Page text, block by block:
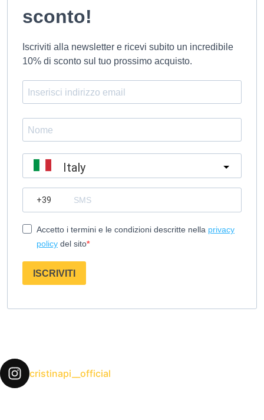
sconto!
Iscriviti alla newsletter e ricevi subito un incredibile
10% di sconto sul tuo prossimo acquisto.
Italy
Accetto i termini e le condizioni descritte nella privacy
policy del sito
ISCRIVITI
cristinapi__official